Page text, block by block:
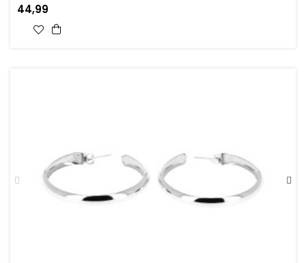
44,99